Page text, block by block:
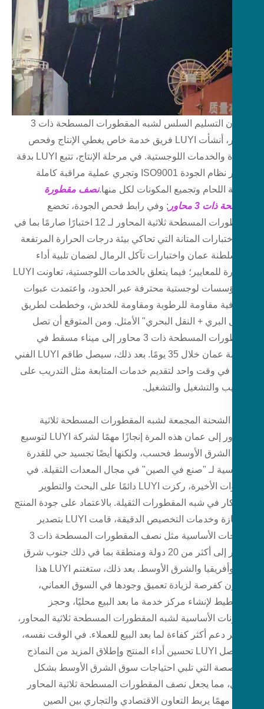
لضمان التسليم السلس لشبه المقطورات المسطحة ذات 3
محاور، أنشأت LUYI فريق خدمة خاص يغطي الإنتاج وفحص
الجودة والخدمات اللوجستية. في مرحلة الإنتاج، تتبع LUYI بدقة
معايير نظام الجودة ISO9001 وتجري عملية مراقبة كاملة
اللحام وتجميع المكونات لكل منها.نصف مقطورة
3 محاور
; وفي رابط فحص الجودة، تخضع
المقطورات المسطحة ثلاثية المحاور لـ 12 اختبارًا صارمًا بما في
المتانة التي تحاكي بيئة درجات الحرارة المرتفعة
عمان واختبارات تآكل الرمال لضمان تلبية أداء
السيارة للمعايير؛ فيما يتعلق بالخدمات اللوجستية، تعاونت LUYI
لوجستية محترفة عبر الحدود، واعتمدت عبوات
مقاومة للرطوبة ومقاومة للخدش، وخططت لطريق
البري + النقل البحري" الأمثل. ومن المتوقع أن تصل
المقطورات المسطحة ذات 3 محاور إلى ميناء مسقط في
سلطنة عمان خلال 35 يومًا. بعد ذلك، سيصل طاقم LUYI الفني
في وقت واحد لتقديم خدمات المتابعة مثل التدريب على
والتشغيل والتشغيل.
الشحنة المجمعة لشبه المقطورات المسطحة ثلاثية
المحاور إلى عمان هذه المرة إنجازًا مهمًا لشركة LUYI لتوسيع
الأوسط فحسب، ولكنها أيضًا تجسيد حي للقدرة
لـ "صنع في الصين" في مجال المعدات الثقيلة. في
السنوات الأخيرة، ركزت LUYI دائمًا على البحث والتطوير
في شبه المقطورات الثقيلة. بالاعتماد على جودة المنتج
الممتازة وخدمات التخصيص الدقيقة، قامت LUYI بتصدير
المنتجات الأساسية مثل نصف المقطورات المسطحة ذات 3
محاور إلى أكثر من 20 دولة ومنطقة بما في ذلك جنوب شرق
آسيا وأفريقيا والشرق الأوسط. بعد ذلك، ستغتنم LUYI هذا
كفرصة لزيادة تعميق وجودها في السوق العماني،
لإنشاء مركز خدمة ما بعد البيع محليًا، وحجز
الأساسية لشبه المقطورات المسطحة ثلاثية المحاور،
دعم أكثر كفاءة لما بعد البيع للعملاء. في الوقت نفسه،
ستواصل LUYI تحسين أداء المنتج وإطلاق المزيد من النماذج
التي تلبي احتياجات سوق الشرق الأوسط بشكل
مما يجعل نصف المقطورات المسطحة ثلاثية المحاور
مهمًا يربط التعاون الاقتصادي والتجاري بين الصين